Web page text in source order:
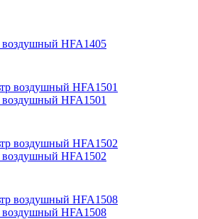
HFA1405
HFA1501
HFA1502
HFA1508